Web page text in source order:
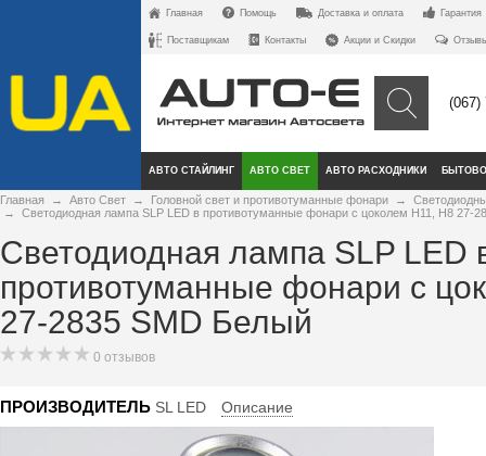
Главная Помощь Доставка и оплата Гарантия
Поставщикам Контакты Акции и Скидки
(067)
АВТО СТАЙЛИНГ АВТО СВЕТ АВТО РАСХОДНИКИ
Главная → Авто Свет → Головной свет и противотуманные фонари →
→
Светодиодная лампа SLP LED в противотуманные фонари с цоколем H11, H8 27-
Светодиодная лампа SLP LED
противотуманные фонари с
27-2835 SMD Белый
0 отзывов
ПРОИЗВОДИТЕЛЬ SL LED Описание